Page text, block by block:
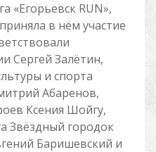
«Егорьевск RUN»,
в нём участие
Сергей Залётин,
и спорта
Абаренов,
Ксения Шойгу,
Звёздный городок
Баришевский и